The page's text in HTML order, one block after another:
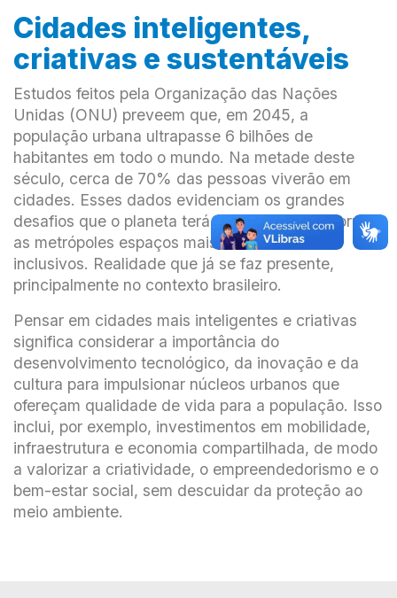
Cidades inteligentes,
criativas e sustentáveis
Estudos feitos pela Organização das Nações
Unidas (ONU) preveem que, em 2045, a
população urbana ultrapasse 6 bilhões de
habitantes em todo o mundo. Na metade deste
século, cerca de 70% das pessoas viverão em
cidades. Esses dados evidenciam os grandes
desafios que o planeta terá de superar para tornar
as metrópoles espaços mais sustentáveis e
inclusivos. Realidade que já se faz presente,
principalmente no contexto brasileiro.
Pensar em cidades mais inteligentes e criativas
significa considerar a importância do
desenvolvimento tecnológico, da inovação e da
cultura para impulsionar núcleos urbanos que
ofereçam qualidade de vida para a população. Isso
inclui, por exemplo, investimentos em mobilidade,
infraestrutura e economia compartilhada, de modo
a valorizar a criatividade, o empreendedorismo e o
bem-estar social, sem descuidar da proteção ao
meio ambiente.